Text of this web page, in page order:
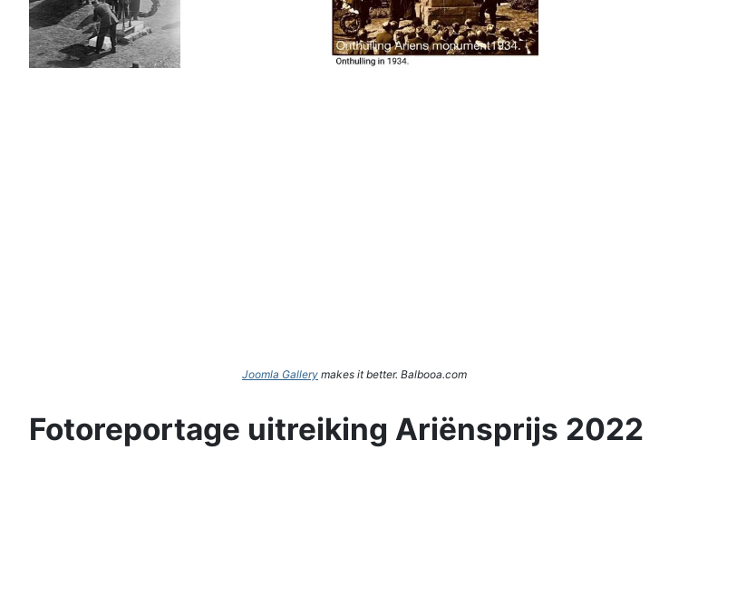
Joomla Gallery makes it better. Balbooa.com
Fotoreportage uitreiking Ariënsprijs 2022